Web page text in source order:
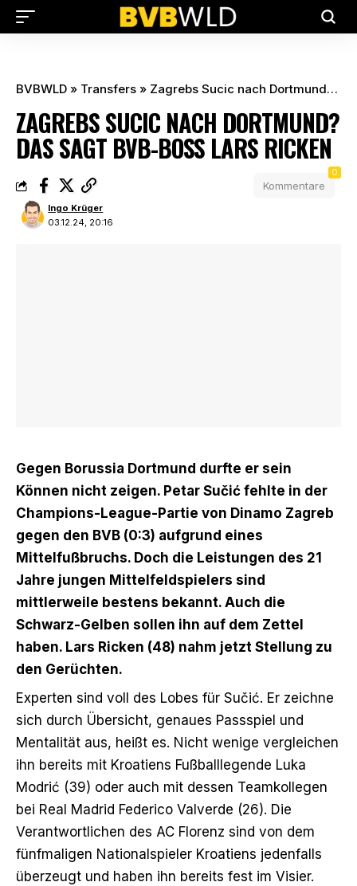
BVBWLD » Transfers » Zagrebs Sucic nach Dortmund? Das sagt BVB-Boss Lars Ricken
ZAGREBS SUCIC NACH DORTMUND?
DAS SAGT BVB-BOSS LARS RICKEN
03.12.24, 20:16
Ingo Krüger
Kommentare
0
Gegen Borussia Dortmund durfte er sein
Können nicht zeigen. Petar Sučić fehlte in der
Champions-League-Partie von Dinamo Zagreb
gegen den BVB (0:3) aufgrund eines
Mittelfußbruchs. Doch die Leistungen des 21
Jahre jungen Mittelfeldspielers sind
mittlerweile bestens bekannt. Auch die
Schwarz-Gelben sollen ihn auf dem Zettel
haben. Lars Ricken (48) nahm jetzt Stellung zu
den Gerüchten.
Experten sind voll des Lobes für Sučić. Er zeichne
sich durch Übersicht, genaues Passspiel und
Mentalität aus, heißt es. Nicht wenige vergleichen
ihn bereits mit Kroatiens Fußballlegende Luka
Modrić (39) oder auch mit dessen Teamkollegen
bei Real Madrid Federico Valverde (26). Die
Verantwortlichen des AC Florenz sind von dem
fünfmaligen Nationalspieler Kroatiens jedenfalls
überzeugt und haben ihn bereits fest im Visier.